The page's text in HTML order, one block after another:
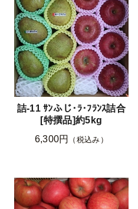
詰-11 ｻﾝふじ･ﾗ･ﾌﾗﾝｽ詰合
[特撰品]約5kg
6,300円
（税込み）